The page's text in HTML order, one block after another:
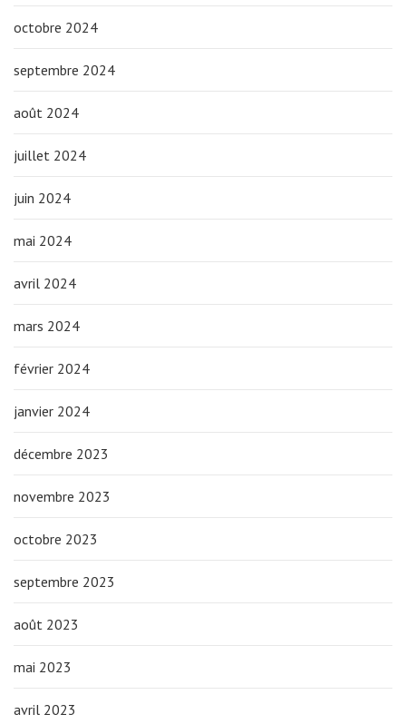
octobre 2024
septembre 2024
août 2024
juillet 2024
juin 2024
mai 2024
avril 2024
mars 2024
février 2024
janvier 2024
décembre 2023
novembre 2023
octobre 2023
septembre 2023
août 2023
mai 2023
avril 2023